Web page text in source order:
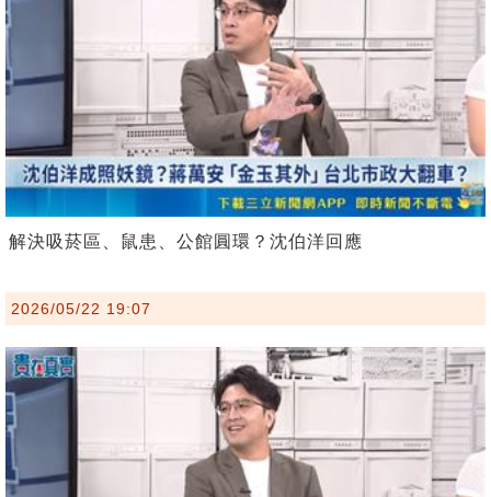
解決吸菸區、鼠患、公館圓環？沈伯洋回應
2026/05/22 19:07